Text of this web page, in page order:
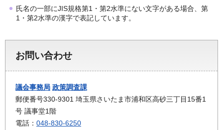
氏名の一部にJIS規格第1・第2水準にない文字がある場合、第
1・第2水準の漢字で表記しています。
お問い合わせ
議会事務局 政策調査課
郵便番号330-9301 埼玉県さいたま市浦和区高砂三丁目15番1
号 議事堂1階
電話： 048-830-6250